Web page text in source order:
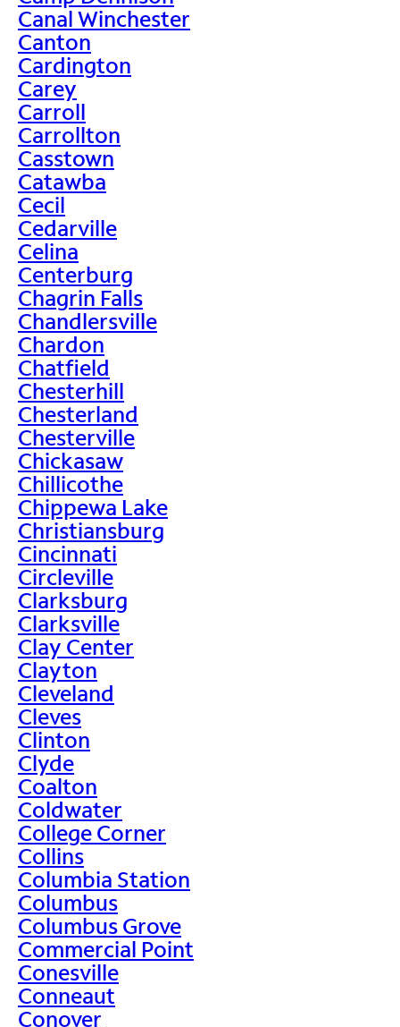
Canal Winchester
Canton
Cardington
Carey
Carroll
Carrollton
Casstown
Catawba
Cecil
Cedarville
Celina
Centerburg
Chagrin Falls
Chandlersville
Chardon
Chatfield
Chesterhill
Chesterland
Chesterville
Chickasaw
Chillicothe
Chippewa Lake
Christiansburg
Cincinnati
Circleville
Clarksburg
Clarksville
Clay Center
Clayton
Cleveland
Cleves
Clinton
Clyde
Coalton
Coldwater
College Corner
Collins
Columbia Station
Columbus
Columbus Grove
Commercial Point
Conesville
Conneaut
Conover